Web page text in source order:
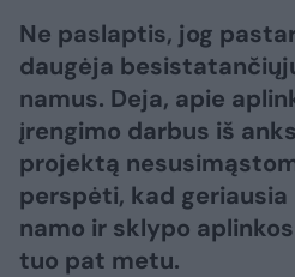
Ne paslaptis, jog
daugėja
namus. Deja, apie
įrengimo darbus iš
projektą
perspėti, kad
namo ir sklypo
tuo pat metu.